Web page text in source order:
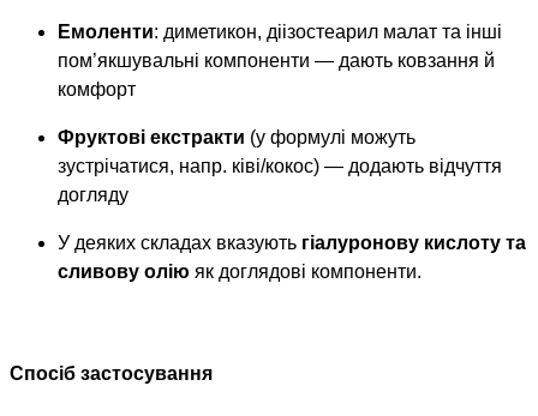
Емоленти: диметикон, діізостеарил малат та інші
пом’якшувальні компоненти — дають ковзання й
комфорт
Фруктові екстракти (у формулі можуть
зустрічатися, напр. ківі/кокос) — додають відчуття
догляду
У деяких складах вказують гіалуронову кислоту та
сливову олію як доглядові компоненти.
Спосіб застосування